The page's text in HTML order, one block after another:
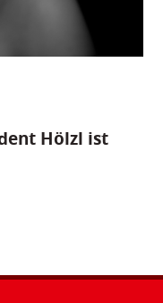
Hölzl ist